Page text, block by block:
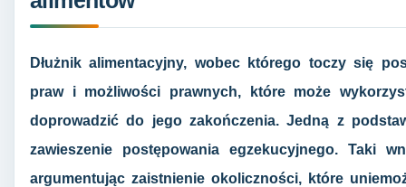
Dłużnik alimentacyjny, wobec którego toczy się
praw i możliwości prawnych, które może
doprowadzić do jego zakończenia. Jedną z
zawieszenie postępowania egzekucyjnego. Taki
argumentując zaistnienie okoliczności, które